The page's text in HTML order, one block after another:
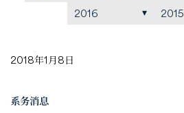
2016
2015
2018年1月8日
系务消息